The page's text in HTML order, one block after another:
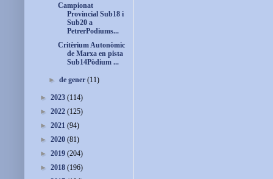
Campionat
Provincial Sub18 i
Sub20 a
PetrerPodiums...
Critèrium Autonòmic
de Marxa en pista
Sub14Pòdium ...
►de gener(11)
► 2023 (114)
► 2022 (125)
► 2021 (94)
► 2020 (81)
► 2019 (204)
► 2018 (196)